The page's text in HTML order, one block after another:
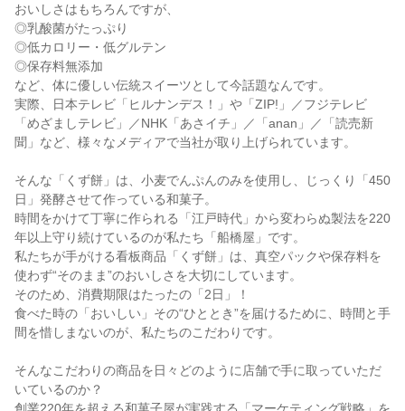
おいしさはもちろんですが、
◎乳酸菌がたっぷり
◎低カロリー・低グルテン
◎保存料無添加
など、体に優しい伝統スイーツとして今話題なんです。
実際、日本テレビ「ヒルナンデス！」や「ZIP!」／フジテレビ
「めざましテレビ」／NHK「あさイチ」／「anan」／「読売新
聞」など、様々なメディアで当社が取り上げられています。
そんな「くず餅」は、小麦でんぷんのみを使用し、じっくり「450
日」発酵させて作っている和菓子。
時間をかけて丁寧に作られる「江戸時代」から変わらぬ製法を220
年以上守り続けているのが私たち「船橋屋」です。
私たちが手がける看板商品「くず餅」は、真空パックや保存料を
使わず“そのまま”のおいしさを大切にしています。
そのため、消費期限はたったの「2日」！
食べた時の「おいしい」その“ひととき”を届けるために、時間と手
間を惜しまないのが、私たちのこだわりです。
そんなこだわりの商品を日々どのように店舗で手に取っていただ
いているのか？